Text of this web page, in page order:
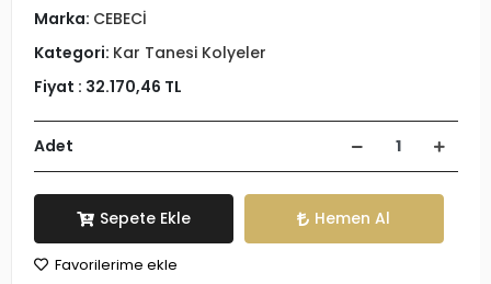
Marka: CEBECİ
Kategori: Kar Tanesi Kolyeler
Fiyat : 32.170,46 TL
Adet
Sepete Ekle Hemen Al
Favorilerime ekle